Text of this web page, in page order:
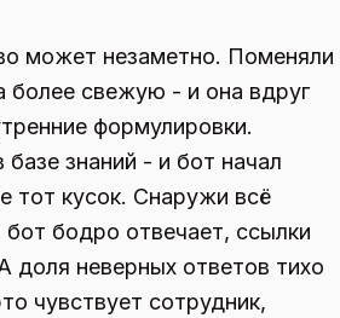
может незаметно. Поменяли
более свежую - и она вдруг
формулировки.
знаний - и бот начал
тот кусок. Снаружи всё
бодро отвечает, ссылки
доля неверных ответов тихо
чувствует сотрудник,